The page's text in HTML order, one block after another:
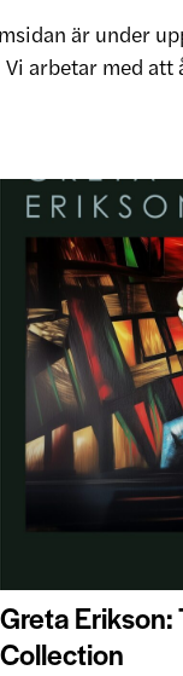
är under
Vi arbetar med att
Greta
Collection